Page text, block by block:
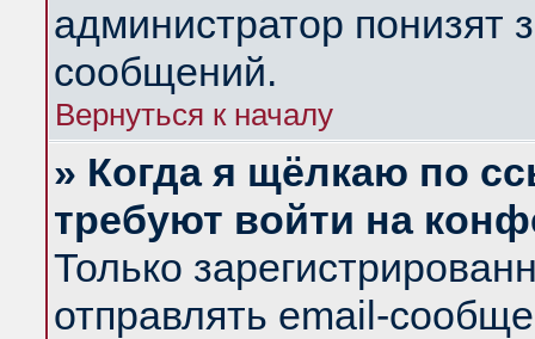
администратор понизят
сообщений.
Вернуться к началу
» Когда я щёлкаю по
требуют войти на
Только
отправлять email-